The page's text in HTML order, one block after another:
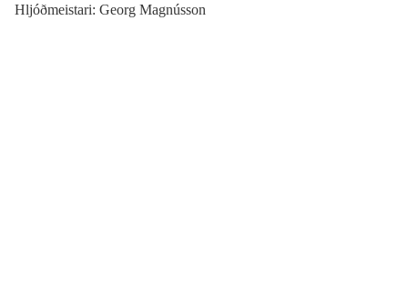
Hljóðmeistari: Georg Magnússon